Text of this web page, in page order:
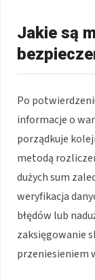
Jakie są
Po
informacje o
porządkuje
metodą
dużych sum
weryfikacja
błędów lub
zaksięgowanie
przeniesieniem